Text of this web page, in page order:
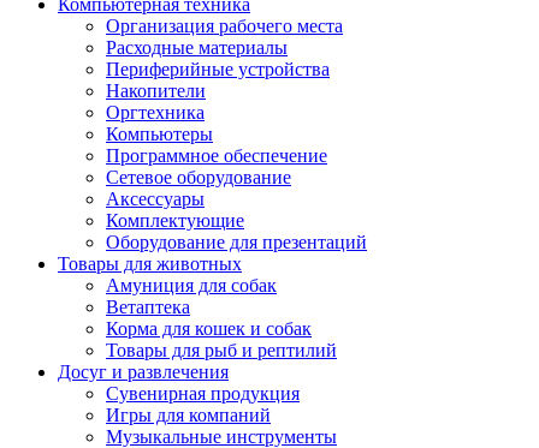
Организация рабочего места
Расходные материалы
Периферийные устройства
Накопители
Оргтехника
Компьютеры
Программное обеспечение
Сетевое оборудование
Аксессуары
Комплектующие
Оборудование для презентаций
Товары для животных
Амуниция для собак
Ветаптека
Корма для кошек и собак
Товары для рыб и рептилий
Досуг и развлечения
Сувенирная продукция
Игры для компаний
Музыкальные инструменты